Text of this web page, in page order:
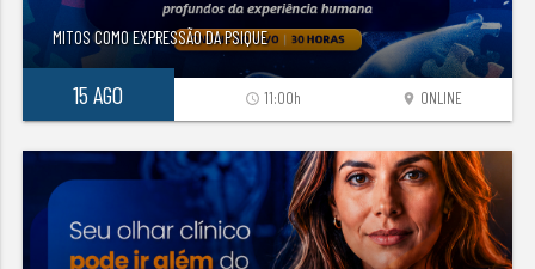
MITOS COMO EXPRESSÃO DA PSIQUE
15 AGO location_on ONLINE
access_time 11:00h